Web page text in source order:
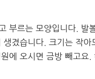
부르는 모양입니다. 발
겼습니다. 크기는 작
에 오시면 금방 빼고요.